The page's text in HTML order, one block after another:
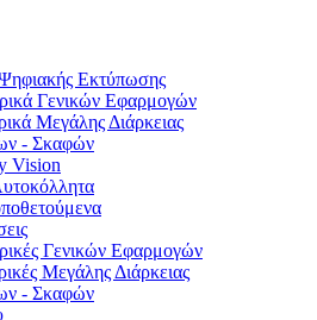
Εκτύπωσης
Γενικών Εφαρμογών
Μεγάλης Διάρκειας
- Σκαφών
Vision
Γενικών Εφαρμογών
Μεγάλης Διάρκειας
- Σκαφών